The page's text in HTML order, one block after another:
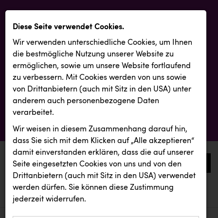
0
aktuelle aussendungen
aktuelle aussendungen
Diese Seite verwendet Cookies.
Wir verwenden unterschiedliche Cookies, um Ihnen
die best­mögliche Nutzung unserer Website zu
ermöglichen, sowie um unsere Website fortlaufend
zu verbessern. Mit Cookies werden von uns sowie
von Drittanbietern (auch mit Sitz in den USA) unter
anderem auch personenbezogene Daten
verarbeitet.
Wir weisen in diesem Zusammenhang darauf hin,
dass Sie sich mit dem Klicken auf „Alle akzeptieren“
damit ein­ver­standen erklären, dass die auf unserer
Seite eingesetzten Cookies von uns und von den
Drittanbietern (auch mit Sitz in den USA) verwendet
werden dürfen. Sie können diese Zustimmung
jederzeit widerrufen.